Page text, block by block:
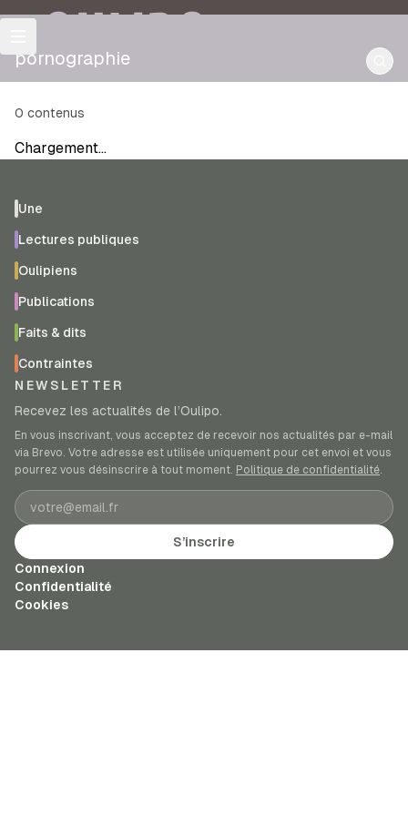
OULIPO
pornographie
0 contenus
Chargement…
Une
Lectures publiques
Oulipiens
Publications
Faits & dits
Contraintes
NEWSLETTER
Recevez les actualités de l’Oulipo.
En vous inscrivant, vous acceptez de recevoir nos actualités par e-mail
via Brevo. Votre adresse est utilisée uniquement pour cet envoi et vous
pourrez vous désinscrire à tout moment. Politique de confidentialité.
Adresse e-mail
S’inscrire
Connexion
Confidentialité
Cookies